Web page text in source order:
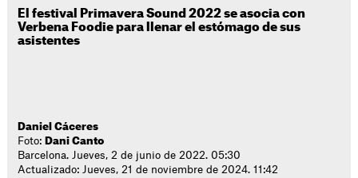
El festival Primavera Sound 2022 se asocia con
Verbena Foodie para llenar el estómago de sus
asistentes
Daniel Cáceres
Foto: Dani Canto
Barcelona. Jueves, 2 de junio de 2022. 05:30
Actualizado: Jueves, 21 de noviembre de 2024. 11:42